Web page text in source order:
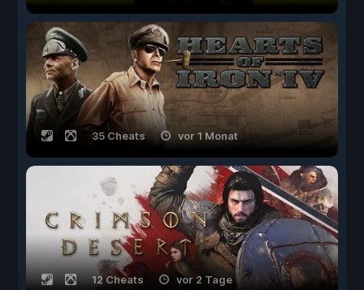
35 Cheats vor 1 Monat
12 Cheats vor 2 Tage